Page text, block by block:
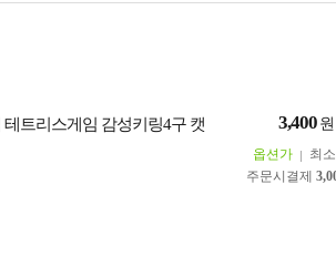
트리스게임 감성키링4구 캣
3,400 원
옵션가 최소
주문시결제